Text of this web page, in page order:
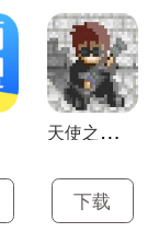
天
使之路ios版
下载